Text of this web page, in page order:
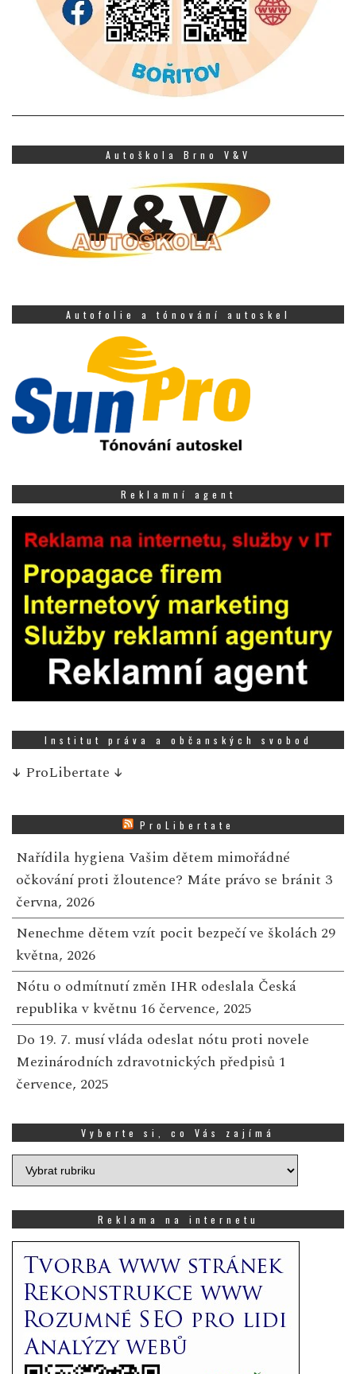
Autoškola Brno V&V
Autofolie a tónování autoskel
Reklamní agent
Institut práva a občanských svobod
↓ ProLibertate ↓
ProLibertate
Nařídila hygiena Vašim dětem mimořádné
očkování proti žloutence? Máte právo se bránit 3
června, 2026
Nenechme dětem vzít pocit bezpečí ve školách 29
května, 2026
Nótu o odmítnutí změn IHR odeslala Česká
republika v květnu 16 července, 2025
Do 19. 7. musí vláda odeslat nótu proti novele
Mezinárodních zdravotnických předpisů 1
července, 2025
Vyberte si, co Vás zajímá
Vyberte
si,
zajímá
Reklama na internetu